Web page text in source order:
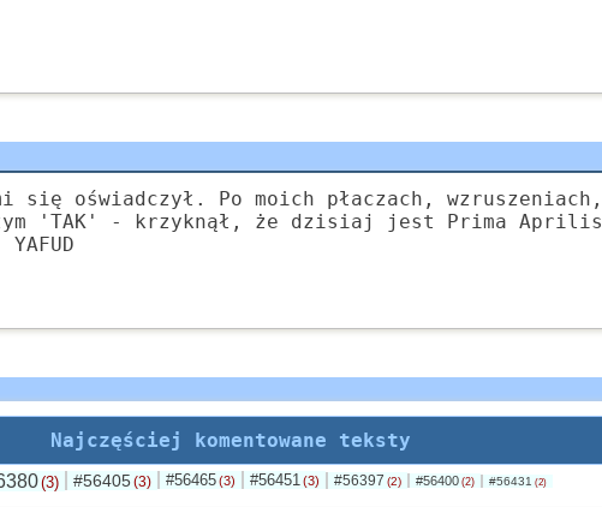
się oświadczył. Po moich płaczach, wzruszeniach,
'TAK' - krzyknął, że dzisiaj jest Prima Aprilis
Najczęściej komentowane teksty
(3) #56405(3) #56465 (3) #56451 (3) #56397 (2) #56400 (2) #56431 (2)